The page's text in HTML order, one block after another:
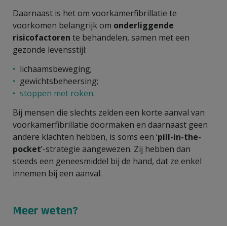
Daarnaast is het om voorkamerfibrillatie te
voorkomen belangrijk om onderliggende
risicofactoren te behandelen, samen met een
gezonde levensstijl:
lichaamsbeweging;
gewichtsbeheersing;
stoppen met roken.
Bij mensen die slechts zelden een korte aanval van
voorkamerfibrillatie doormaken en daarnaast geen
andere klachten hebben, is soms een ‘pill-in-the-
pocket’-strategie aangewezen. Zij hebben dan
steeds een geneesmiddel bij de hand, dat ze enkel
innemen bij een aanval.
Meer weten?